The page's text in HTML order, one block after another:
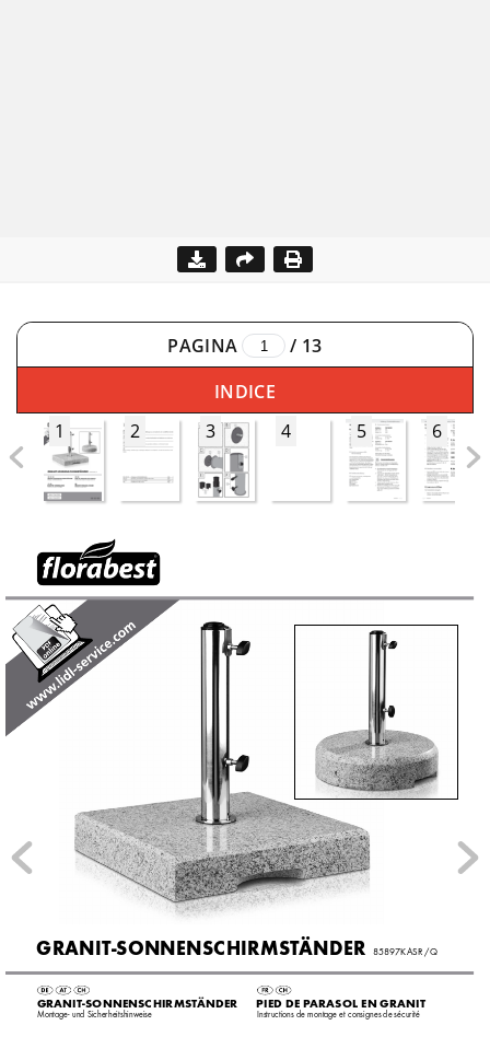
PAGINA / 13
INDICE
1
2 3 4 5 6
®
GRANIT-SONNENSCHIRMSTÄNDER
   85897KASR
/ Q
GRANIT-SONNENSCHIRMSTÄNDER
Montage- und Sicherheitshinweise
PIED DE PARASOL EN GRANIT
Instructions de montage et consignes de sécurité